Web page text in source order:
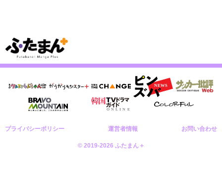
プライバシーポリシー 運営者情報 お問い合わせ
© 2019-2026 ふたまん＋